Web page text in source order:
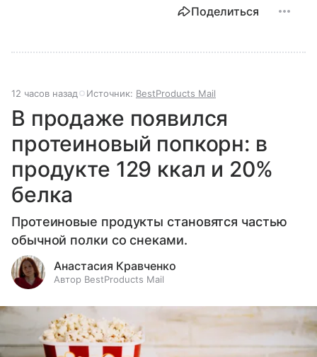
Поделиться
12 часов назад Источник: BestProducts Mail
В продаже появился
протеиновый попкорн: в
продукте 129 ккал и 20%
белка
Протеиновые продукты становятся частью
обычной полки со снеками.
Анастасия Кравченко
Автор BestProducts Mail